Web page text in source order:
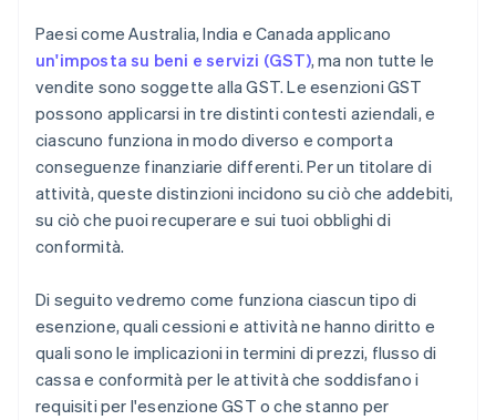
Paesi come Australia, India e Canada applicano
un'imposta su beni e servizi (GST), ma non tutte le
vendite sono soggette alla GST. Le esenzioni GST
possono applicarsi in tre distinti contesti aziendali, e
ciascuno funziona in modo diverso e comporta
conseguenze finanziarie differenti. Per un titolare di
attività, queste distinzioni incidono su ciò che addebiti,
su ciò che puoi recuperare e sui tuoi obblighi di
conformità.
Di seguito vedremo come funziona ciascun tipo di
esenzione, quali cessioni e attività ne hanno diritto e
quali sono le implicazioni in termini di prezzi, flusso di
cassa e conformità per le attività che soddisfano i
requisiti per l'esenzione GST o che stanno per